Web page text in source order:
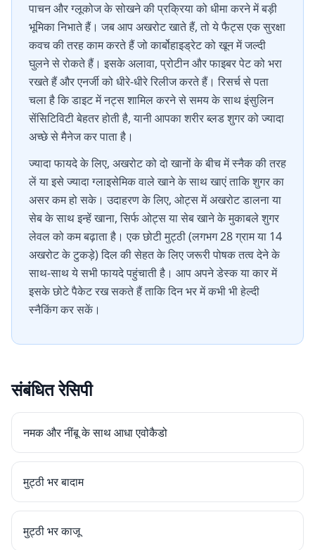
पाचन और ग्लूकोज के सोखने की प्रक्रिया को धीमा करने में बड़ी
भूमिका निभाते हैं। जब आप अखरोट खाते हैं, तो ये फैट्स एक सुरक्षा
कवच की तरह काम करते हैं जो कार्बोहाइड्रेट को खून में जल्दी
घुलने से रोकते हैं। इसके अलावा, प्रोटीन और फाइबर पेट को भरा
रखते हैं और एनर्जी को धीरे-धीरे रिलीज करते हैं। रिसर्च से पता
चला है कि डाइट में नट्स शामिल करने से समय के साथ इंसुलिन
सेंसिटिविटी बेहतर होती है, यानी आपका शरीर ब्लड शुगर को ज्यादा
अच्छे से मैनेज कर पाता है।
ज्यादा फायदे के लिए, अखरोट को दो खानों के बीच में स्नैक की तरह
लें या इसे ज्यादा ग्लाइसेमिक वाले खाने के साथ खाएं ताकि शुगर का
असर कम हो सके। उदाहरण के लिए, ओट्स में अखरोट डालना या
सेब के साथ इन्हें खाना, सिर्फ ओट्स या सेब खाने के मुकाबले शुगर
लेवल को कम बढ़ाता है। एक छोटी मुट्ठी (लगभग 28 ग्राम या 14
अखरोट के टुकड़े) दिल की सेहत के लिए जरूरी पोषक तत्व देने के
साथ-साथ ये सभी फायदे पहुंचाती है। आप अपने डेस्क या कार में
इसके छोटे पैकेट रख सकते हैं ताकि दिन भर में कभी भी हेल्दी
स्नैकिंग कर सकें।
संबंधित रेसिपी
नमक और नींबू के साथ आधा एवोकैडो
मुट्ठी भर बादाम
मुट्ठी भर काजू